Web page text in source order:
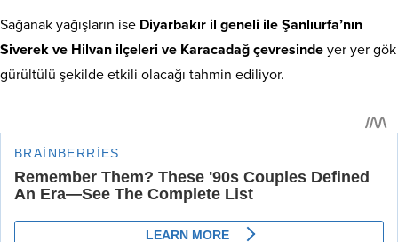
Sağanak yağışların ise Diyarbakır il geneli ile Şanlıurfa’nın
Siverek ve Hilvan ilçeleri ve Karacadağ çevresinde yer yer gök
gürültülü şekilde etkili olacağı tahmin ediliyor.